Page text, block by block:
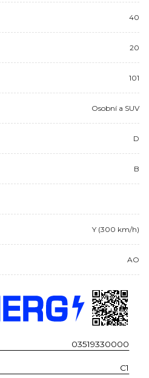
40
20
101
Osobní a SUV
D
B
Y (300 km/h)
AO
03519330000
C1